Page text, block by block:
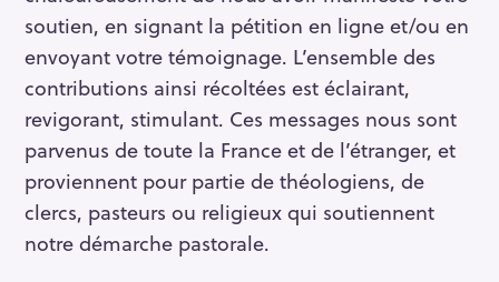
soutien, en signant la pétition en ligne et/ou en
envoyant votre témoignage. L’ensemble des
contributions ainsi récoltées est éclairant,
revigorant, stimulant. Ces messages nous sont
parvenus de toute la France et de l’étranger, et
proviennent pour partie de théologiens, de
clercs, pasteurs ou religieux qui soutiennent
notre démarche pastorale.